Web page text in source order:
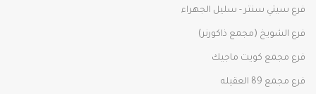
فرع سيتي سنتر - سليل الجهراء
فرع الشويخ (مجمع ذاكورنر)
فرع مجمع كويت ماجيك
فرع مجمع 89 العقيله